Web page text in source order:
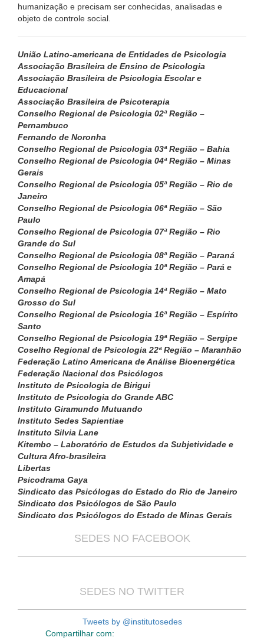
humanização e precisam ser conhecidas, analisadas e
objeto de controle social.
União Latino-americana de Entidades de Psicologia
Associação Brasileira de Ensino de Psicologia
Associação Brasileira de Psicologia Escolar e
Educacional
Associação Brasileira de Psicoterapia
Conselho Regional de Psicologia 02ª Região –
Pernambuco
Fernando de Noronha
Conselho Regional de Psicologia 03ª Região – Bahia
Conselho Regional de Psicologia 04ª Região – Minas
Gerais
Conselho Regional de Psicologia 05ª Região – Rio de
Janeiro
Conselho Regional de Psicologia 06ª Região – São
Paulo
Conselho Regional de Psicologia 07ª Região – Rio
Grande do Sul
Conselho Regional de Psicologia 08ª Região – Paraná
Conselho Regional de Psicologia 10ª Região – Pará e
Amapá
Conselho Regional de Psicologia 14ª Região – Mato
Grosso do Sul
Conselho Regional de Psicologia 16ª Região – Espírito
Santo
Conselho Regional de Psicologia 19ª Região – Sergipe
Coselho Regional de Psicologia 22ª Região – Maranhão
Federação Latino Americana de Análise Bioenergética
Federação Nacional dos Psicólogos
Instituto de Psicologia de Birigui
Instituto de Psicologia do Grande ABC
Instituto Giramundo Mutuando
Instituto Sedes Sapientiae
Instituto Silvia Lane
Kitembo – Laboratório de Estudos da Subjetividade e
Cultura Afro-brasileira
Libertas
Psicodrama Gaya
Sindicato das Psicólogas do Estado do Rio de Janeiro
Sindicato dos Psicólogos de São Paulo
Sindicato dos Psicólogos do Estado de Minas Gerais
SEDES NO FACEBOOK
SEDES NO TWITTER
Tweets by @institutosedes
Compartilhar com: